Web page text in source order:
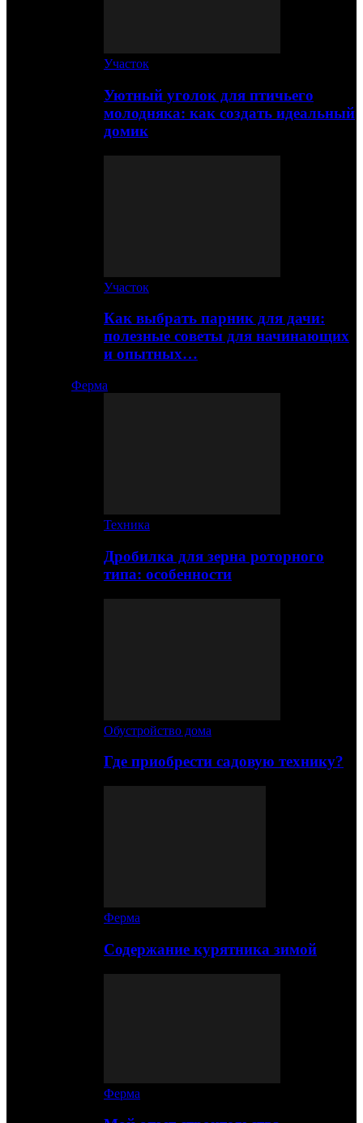
Участок
Уютный уголок для птичьего
молодняка: как создать идеальный
домик
Участок
Как выбрать парник для дачи:
полезные советы для начинающих
и опытных…
Ферма
Техника
Дробилка для зерна роторного
типа: особенности
Обустройство дома
Где приобрести садовую технику?
Ферма
Содержание курятника зимой
Ферма